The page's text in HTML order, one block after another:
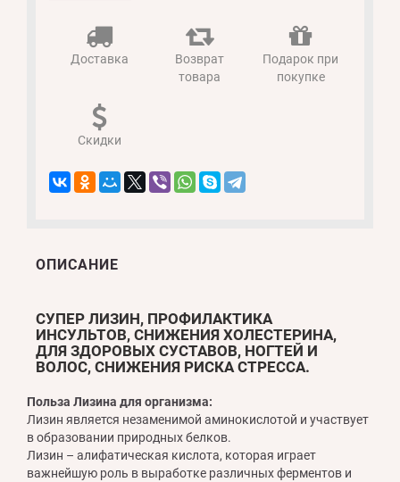
Доставка
Возврат
товара
Подарок при
покупке
Скидки
ОПИСАНИЕ
СУПЕР ЛИЗИН, ПРОФИЛАКТИКА
ИНСУЛЬТОВ, СНИЖЕНИЯ ХОЛЕСТЕРИНА,
ДЛЯ ЗДОРОВЫХ СУСТАВОВ, НОГТЕЙ И
ВОЛОС, СНИЖЕНИЯ РИСКА СТРЕССА.
Польза Лизина для организма:
Лизин является незаменимой аминокислотой и участвует
в образовании природных белков.
Лизин – алифатическая кислота, которая играет
важнейшую роль в выработке различных ферментов и